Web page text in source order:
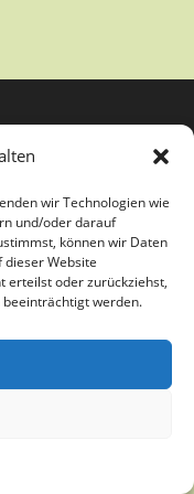
wir Technologien wie
und/oder darauf
können wir Daten
Website
erteilst oder zurückziehst,
werden.
by OceanWP